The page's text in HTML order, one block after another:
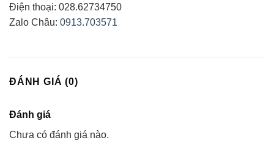
Điện thoại: 028.62734750
Zalo Châu: 0913.703571
ĐÁNH GIÁ (0)
Đánh giá
Chưa có đánh giá nào.